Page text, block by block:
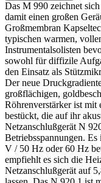
Das M 990 zeichnet
damit einen großen
Großmembran
typischen warmen,
Instrumentalsolisten
sowohl für diffizile
den Einsatz als
Der neue
großflächigen,
Röhrenverstärker ist mit
bestückt, die auf ihr
Netzanschlußgerät N
Betriebsspannungen.
V / 50 Hz oder 60 Hz
empfiehlt es sich die
Netzanschlußgerät auf